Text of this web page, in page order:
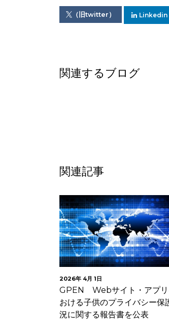
（旧twitter） Linkedin
関連するブログ
関連記事
2026年 4月 1日
GPEN Webサイト・アプリ
おける子供のプライバシー保
況に関する報告書を公表